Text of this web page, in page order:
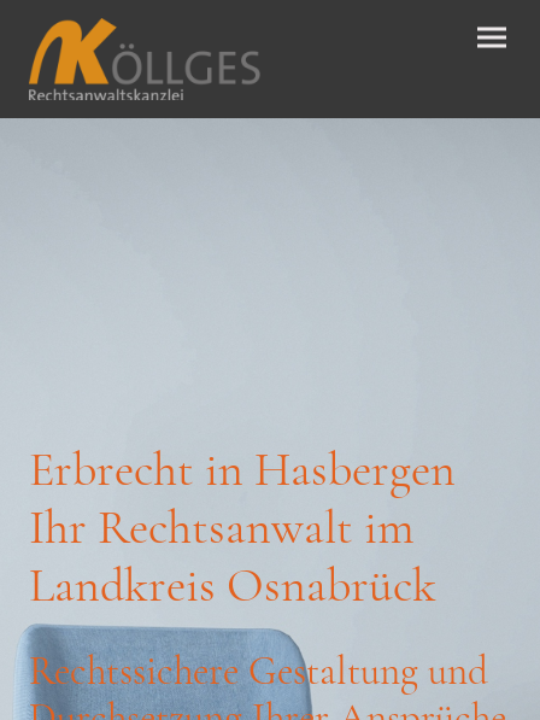
Erbrecht in Hasbergen
Ihr Rechtsanwalt im
Landkreis Osnabrück
Rechtssichere Gestaltung und